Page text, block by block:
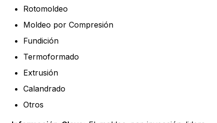
Rotomoldeo
Moldeo por Compresión
Fundición
Termoformado
Extrusión
Calandrado
Otros